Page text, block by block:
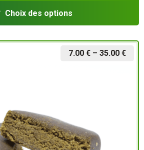
Choix des options
7.00 € – 35.00 €